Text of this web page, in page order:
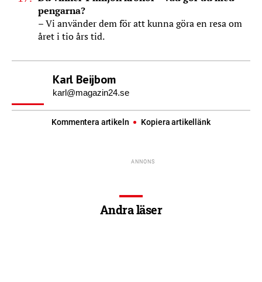
pengarna?
– Vi använder dem för att kunna göra en resa om
året i tio års tid.
Karl Beijbom
karl@magazin24.se
Kommentera artikeln Kopiera artikellänk
Andra läser